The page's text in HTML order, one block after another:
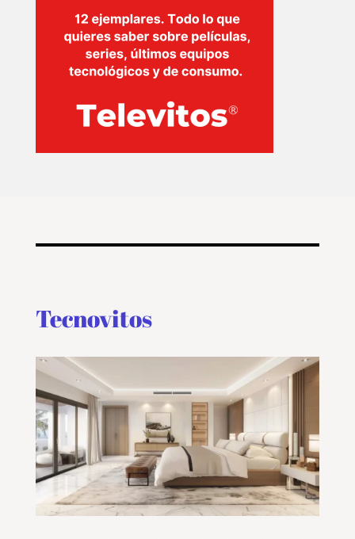
Tecnovitos